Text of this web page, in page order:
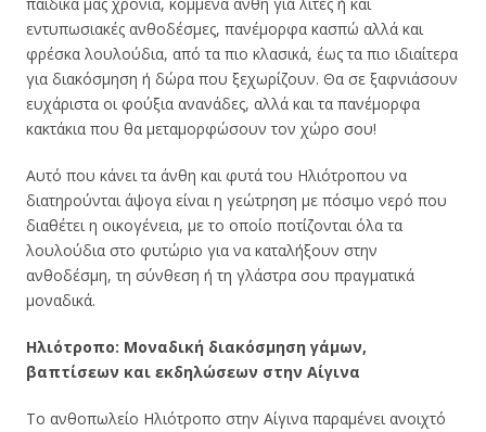
εντυπωσιακές ανθοδέσμες, πανέμορφα κασπώ αλλά και
φρέσκα λουλούδια, από τα πιο κλασικά, έως τα πιο ιδιαίτερα
για διακόσμηση ή δώρα που ξεχωρίζουν. Θα σε ξαφνιάσουν
ευχάριστα οι φούξια ανανάδες, αλλά και τα πανέμορφα
κακτάκια που θα μεταμορφώσουν τον χώρο σου!
Αυτό που κάνει τα άνθη και φυτά του Ηλιότροπου να
διατηρούνται άψογα είναι η γεώτρηση με πόσιμο νερό που
διαθέτει η οικογένεια, με το οποίο ποτίζονται όλα τα
λουλούδια στο φυτώριο για να καταλήξουν στην
ανθοδέσμη, τη σύνθεση ή τη γλάστρα σου πραγματικά
μοναδικά.
Ηλιότροπο: Μοναδική διακόσμηση γάμων,
βαπτίσεων και εκδηλώσεων στην Αίγινα
Το ανθοπωλείο Ηλιότροπο στην Αίγινα παραμένει ανοιχτό